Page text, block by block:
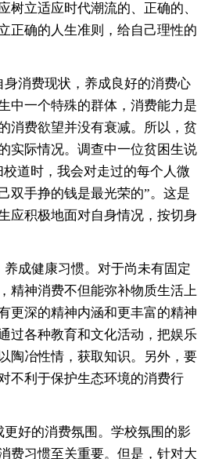
树立适应时代潮流的、正确的、
正确的人生准则，给自己理性的
消费现状，养成良好的消费心
中一个特殊的群体，消费能力是
消费欲望并没有衰减。所以，贫
实际情况。调查中一位贫困生说
道时，我会对走过的每个人微
双手挣的钱是最光荣的”。这是
应积极地面对自身情况，按切身
成健康习惯。对于尚未有固定
精神消费不但能弥补物质生活上
更深的精神内涵和更丰富的精神
过各种教育和文化活动，把娱乐
陶冶性情，获取知识。另外，要
不利于保护生态环境的消费行
好的消费氛围。学校氛围的影
费习惯至关重要。但是，针对大